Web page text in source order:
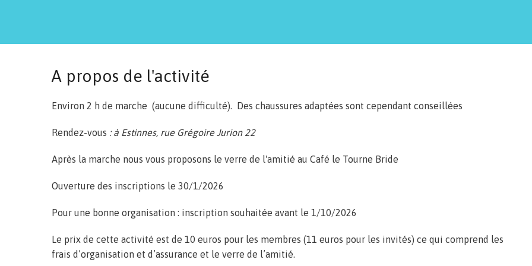
A propos de l'activité
Environ 2 h de marche (aucune difficulté). Des chaussures adaptées sont cependant conseillées
Rendez-vous : à Estinnes, rue Grégoire Jurion 22
Après la marche nous vous proposons le verre de l'amitié au Café le Tourne Bride
Ouverture des inscriptions le 30/1/2026
Pour une bonne organisation : inscription souhaitée avant le 1/10/2026
Le prix de cette activité est de 10 euros pour les membres (11 euros pour les invités) ce qui comprend les
frais d’organisation et d’assurance et le verre de l’amitié.